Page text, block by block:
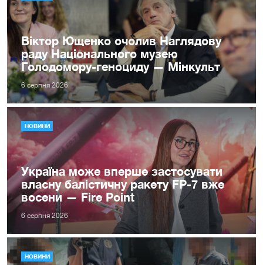
Віктор Ющенко очолив Наглядову
раду Національного музею
Голодомору-геноциду — Мінкульт
6 серпня 2026
НОВИНИ
Україна може вперше застосувати
власну балістичну ракету FP-7 вже
восени — Fire Point
6 серпня 2026
НОВИНИ